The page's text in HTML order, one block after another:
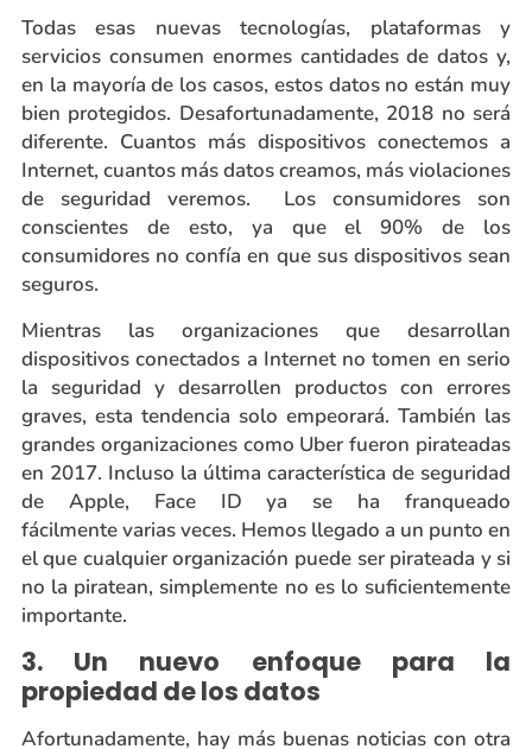
Todas esas nuevas tecnologías, plataformas y
servicios consumen enormes cantidades de datos y,
en la mayoría de los casos, estos datos no están muy
bien protegidos. Desafortunadamente, 2018 no será
diferente. Cuantos más dispositivos conectemos a
Internet, cuantos más datos creamos, más violaciones
de seguridad veremos. Los consumidores son
conscientes de esto, ya que el 90% de los
consumidores no confía en que sus dispositivos sean
seguros.
Mientras las organizaciones que desarrollan
dispositivos conectados a Internet no tomen en serio
la seguridad y desarrollen productos con errores
graves, esta tendencia solo empeorará. También las
grandes organizaciones como Uber fueron pirateadas
en 2017. Incluso la última característica de seguridad
de Apple, Face ID ya se ha franqueado
fácilmente varias veces. Hemos llegado a un punto en
el que cualquier organización puede ser pirateada y si
no la piratean, simplemente no es lo suficientemente
importante.
3. Un nuevo enfoque para la
propiedad de los datos
Afortunadamente, hay más buenas noticias con otra